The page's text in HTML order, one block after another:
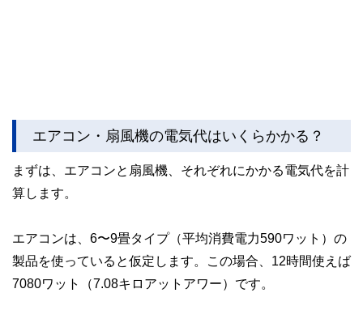
エアコン・扇風機の電気代はいくらかかる？
まずは、エアコンと扇風機、それぞれにかかる電気代を計
算します。
エアコンは、6〜9畳タイプ（平均消費電力590ワット）の
製品を使っていると仮定します。この場合、12時間使えば
7080ワット（7.08キロアットアワー）です。